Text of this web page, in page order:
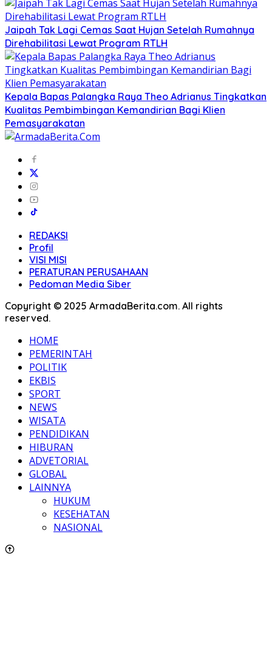
Jaipah Tak Lagi Cemas Saat Hujan Setelah Rumahnya
Direhabilitasi Lewat Program RTLH
Kepala Bapas Palangka Raya Theo Adrianus Tingkatkan
Kualitas Pembimbingan Kemandirian Bagi Klien
Pemasyarakatan
REDAKSI
Profil
VISI MISI
PERATURAN PERUSAHAAN
Pedoman Media Siber
Copyright © 2025 ArmadaBerita.com. All rights
reserved.
HOME
PEMERINTAH
POLITIK
EKBIS
SPORT
NEWS
WISATA
PENDIDIKAN
HIBURAN
ADVETORIAL
GLOBAL
LAINNYA
HUKUM
KESEHATAN
NASIONAL